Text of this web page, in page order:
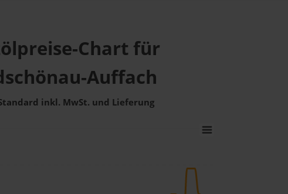
Chart für
Auffach
inkl. MwSt. und Lieferung